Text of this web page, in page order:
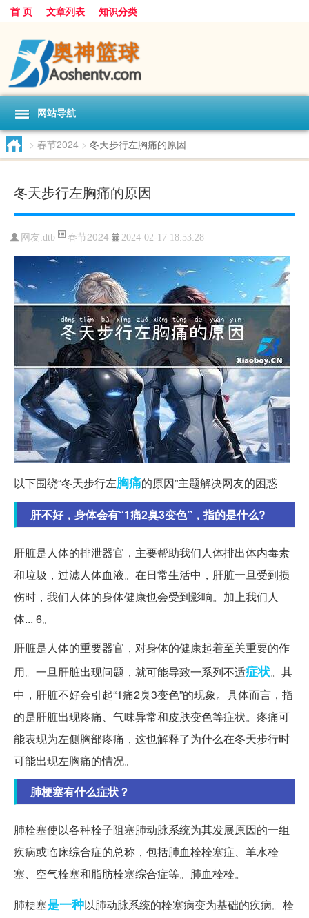
首 页 文章列表 知识分类
网站导航
> 春节2024 > 冬天步行左胸痛的原因
冬天步行左胸痛的原因
网友:dtb 春节2024 2024-02-17 18:53:28
以下围绕“冬天步行左胸痛的原因”主题解决网友的困惑
肝不好，身体会有“1痛2臭3变色”，指的是什么?
肝脏是人体的排泄器官，主要帮助我们人体排出体内毒素
和垃圾，过滤人体血液。在日常生活中，肝脏一旦受到损
伤时，我们人体的身体健康也会受到影响。加上我们人
体... 6。
肝脏是人体的重要器官，对身体的健康起着至关重要的作
用。一旦肝脏出现问题，就可能导致一系列不适症状。其
中，肝脏不好会引起“1痛2臭3变色”的现象。具体而言，指
的是肝脏出现疼痛、气味异常和皮肤变色等症状。疼痛可
能表现为左侧胸部疼痛，这也解释了为什么在冬天步行时
可能出现左胸痛的情况。
肺梗塞有什么症状？
肺栓塞使以各种栓子阻塞肺动脉系统为其发展原因的一组
疾病或临床综合症的总称，包括肺血栓栓塞症、羊水栓
塞、空气栓塞和脂肪栓塞综合症等。肺血栓栓。
肺梗塞是一种以肺动脉系统的栓塞病变为基础的疾病。栓